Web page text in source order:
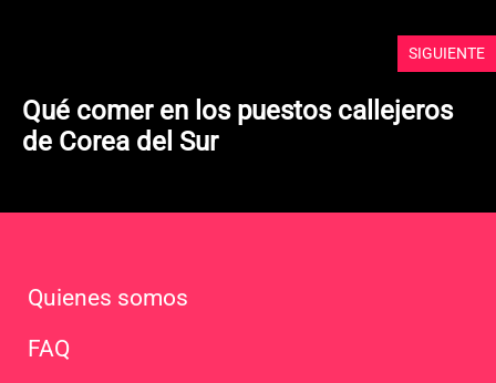
SIGUIENTE
Qué comer en los puestos callejeros
de Corea del Sur
Quienes somos
FAQ